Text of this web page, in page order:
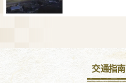
交通指南